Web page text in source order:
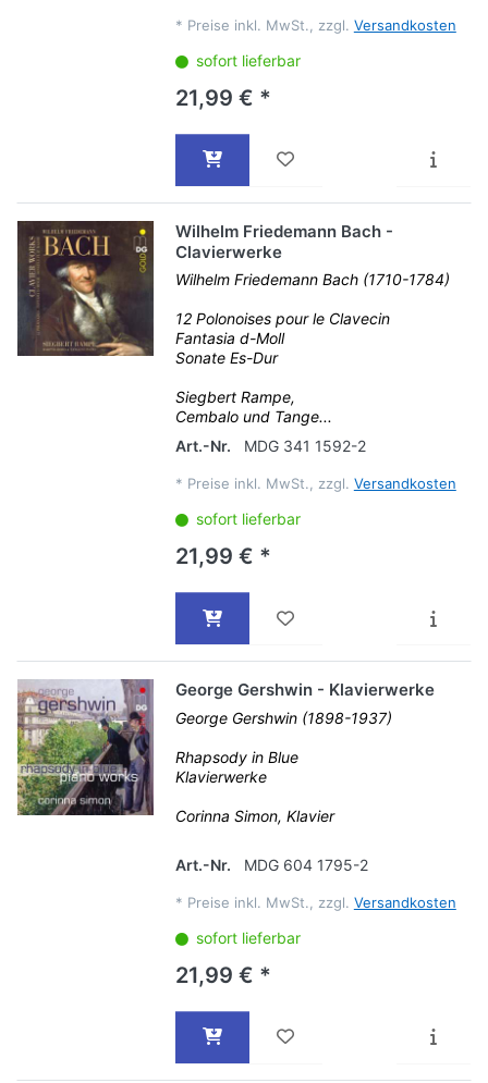
* Preise inkl. MwSt., zzgl. Versandkosten
sofort lieferbar
21,99 € *
Wilhelm Friedemann Bach -
Clavierwerke
Wilhelm Friedemann Bach (1710-1784)
12 Polonoises pour le Clavecin
Fantasia d-Moll
Sonate Es-Dur
Siegbert Rampe,
Cembalo und Tange...
Art.-Nr.
MDG 341 1592-2
* Preise inkl. MwSt., zzgl. Versandkosten
sofort lieferbar
21,99 € *
George Gershwin - Klavierwerke
George Gershwin (1898-1937)
Rhapsody in Blue
Klavierwerke
Corinna Simon, Klavier
Art.-Nr. MDG 604 1795-2
* Preise inkl. MwSt., zzgl. Versandkosten
sofort lieferbar
21,99 € *